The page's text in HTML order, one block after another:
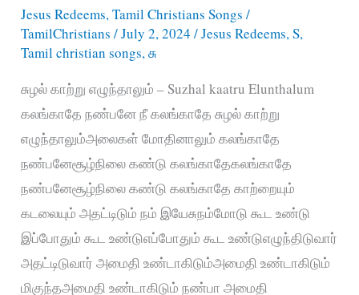
Jesus Redeems,Tamil Christians Songs /
TamilChristians/July 2, 2024/Jesus Redeems,S,
Tamil christian songs,சு
சுழல் காற்று எழுந்தாலும் – Suzhal kaatru Elunthalum
கலங்காதே நண்பனே நீ கலங்காதே சுழல் காற்று
எழுந்தாலும்அலைகள் மோதினாலும் கலங்காதே
நண்பனேசூழ்நிலை கண்டு கலங்காதேகலங்காதே
நண்பனேசூழ்நிலை கண்டு கலங்காதே காற்றையும்
கடலையும் அதட்டிடும் நம் இயேசுநம்மோடு கூட உண்டு
இப்போதும் கூட உண்டுஎப்போதும் கூட உண்டுஎழுந்திடுவார்
அதட்டிடுவார் அமைதி உண்டாகிடும்அமைதி உண்டாகிடும்
மிகுந்தஅமைதி உண்டாகிடும் நண்பா அமைதி